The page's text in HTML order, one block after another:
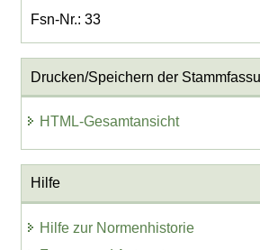
Fsn-Nr.: 33
Drucken/Speichern der
HTML-Gesamtansicht
Hilfe
Hilfe zur Normenhistorie